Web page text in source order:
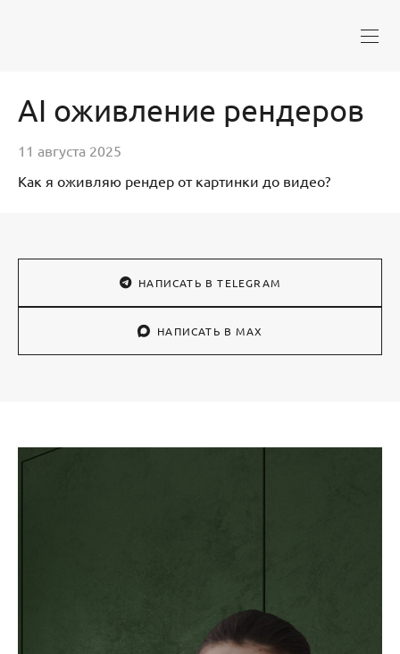
AI оживление рендеров
11 августа 2025
Как я оживляю рендер от картинки до видео?
НАПИСАТЬ В TELEGRAM
НАПИСАТЬ В MAX